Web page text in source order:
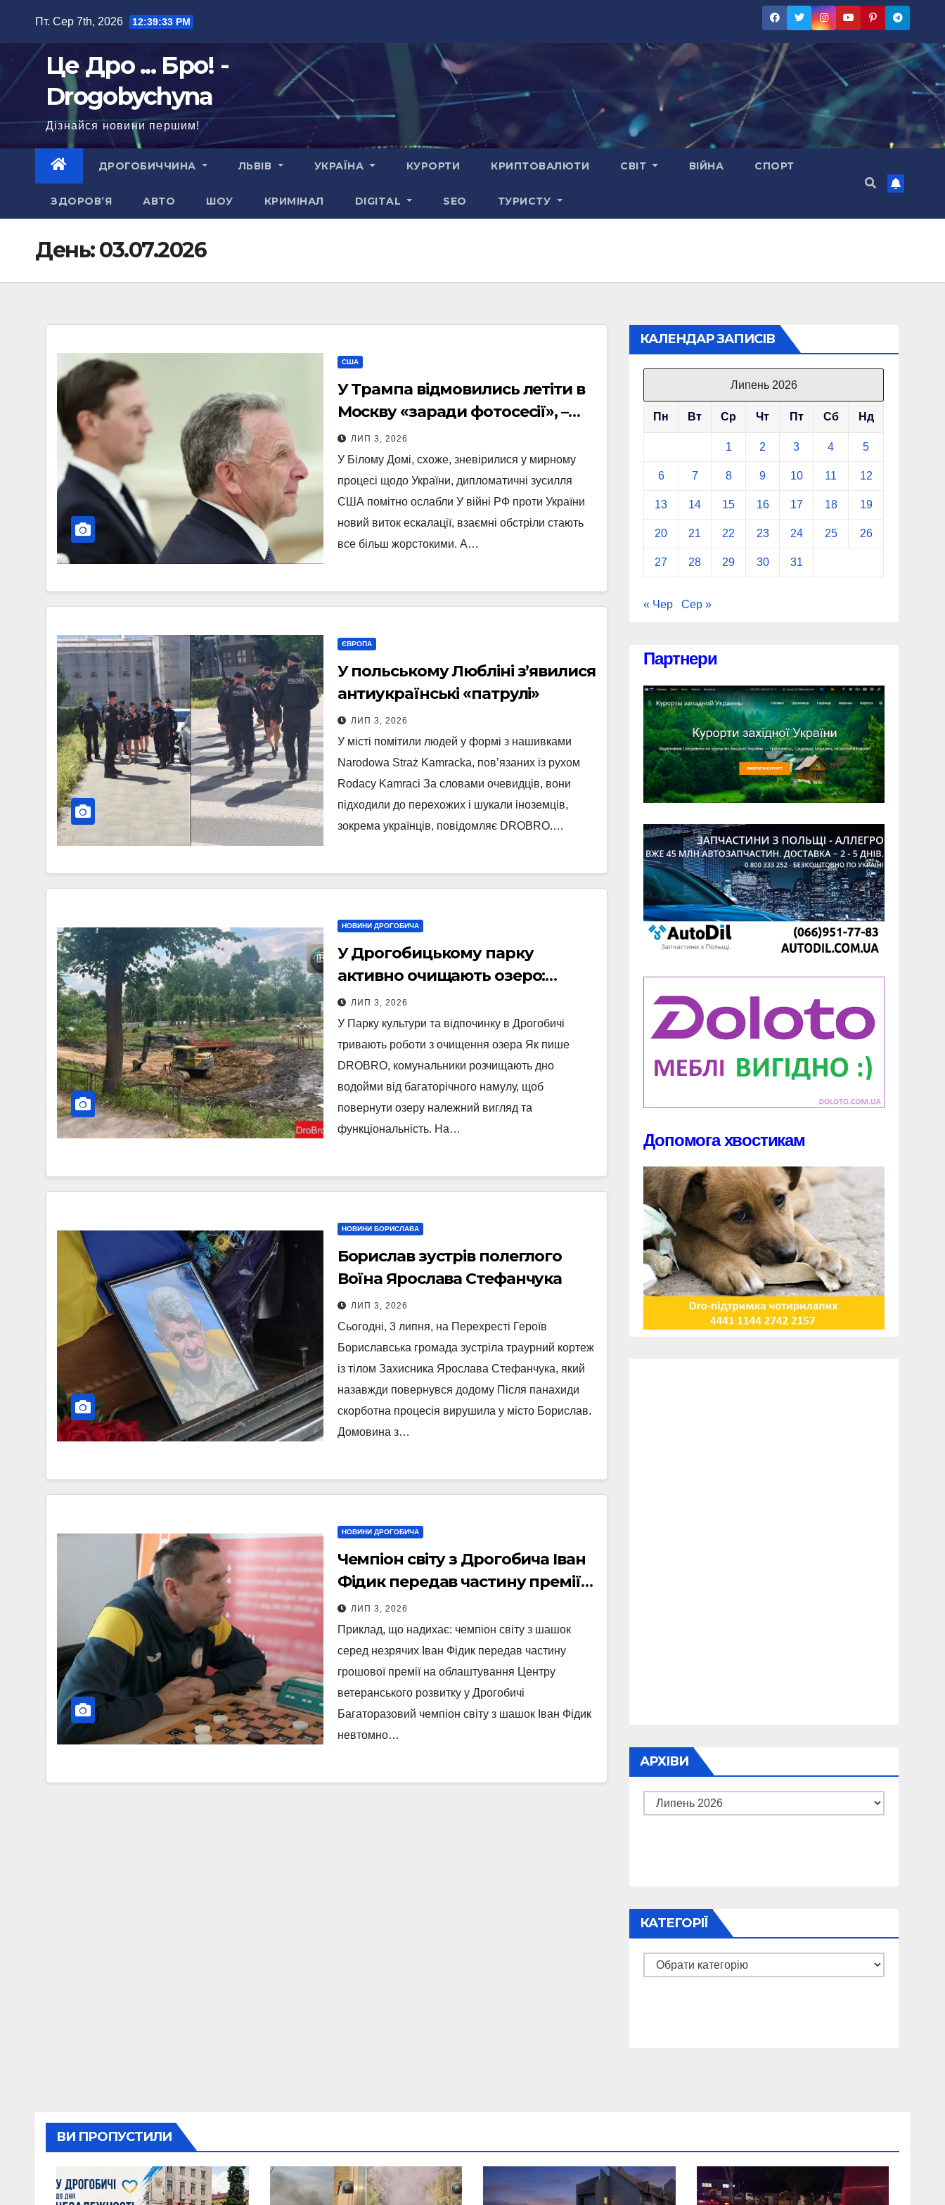
Пт. Сер 7th, 2026 12:39:34 PM
Це Дро ... Бро! -
Drogobychyna
Дізнайся новини першим!
ДРОГОБИЧЧИНА ЛЬВІВ УКРАЇНА КУРОРТИ КРИПТОВАЛЮТИ СВІТ ВІЙНА СПОРТ
ЗДОРОВ’Я АВТО ШОУ КРИМІНАЛ DIGITAL SEO ТУРИСТУ
День:03.07.2026
США
У Трампа відмовились летіти в
Москву «заради фотосесії», –
NYT
ЛИП 3, 2026
У Білому Домі, схоже, зневірилися у мирному
процесі щодо України, дипломатичні зусилля
США помітно ослабли У війні РФ проти України
новий виток ескалації, взаємні обстріли стають
все більш жорстокими. А…
ЄВРОПА
У польському Любліні з’явилися
антиукраїнські «патрулі»
ЛИП 3, 2026
У місті помітили людей у формі з нашивками
Narodowa Straż Kamracka, пов’язаних із рухом
Rodacy Kamraci За словами очевидців, вони
підходили до перехожих і шукали іноземців,
зокрема українців, повідомляє DROBRO.…
НОВИНИ ДРОГОБИЧА
У Дрогобицькому парку
активно очищають озеро:
триває масштабна робота
ЛИП 3, 2026
У Парку культури та відпочинку в Дрогобичі
тривають роботи з очищення озера Як пише
DROBRO, комунальники розчищають дно
водойми від багаторічного намулу, щоб
повернути озеру належний вигляд та
функціональність. На…
НОВИНИ БОРИСЛАВА
Борислав зустрів полеглого
Воїна Ярослава Стефанчука
ЛИП 3, 2026
Сьогодні, 3 липня, на Перехресті Героїв
Бориславська громада зустріла траурний кортеж
із тілом Захисника Ярослава Стефанчука, який
назавжди повернувся додому Після панахиди
скорботна процесія вирушила у місто Борислав.
Домовина з…
НОВИНИ ДРОГОБИЧА
Чемпіон світу з Дрогобича Іван
Фідик передав частину премії
Центру ветеранів
ЛИП 3, 2026
Приклад, що надихає: чемпіон світу з шашок
серед незрячих Іван Фідик передав частину
грошової премії на облаштування Центру
ветеранського розвитку у Дрогобичі
Багаторазовий чемпіон світу з шашок Іван Фідик
невтомно…
КАЛЕНДАР ЗАПИСІВ
Липень 2026
Пн Вт Ср Чт Пт Сб Нд
1 2 3 4 5
6 7 8 9 10 11 12
13 14 15 16 17 18 19
20 21 22 23 24 25 26
27 28 29 30 31
« Чер Сер »
Партнери
Допомога хвостикам
АРХІВИ
Архіви
КАТЕГОРІЇ
Категорії
ВИ ПРОПУСТИЛИ